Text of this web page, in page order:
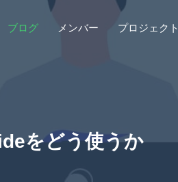
ブログ メンバー プロジェクト
をどう使うか